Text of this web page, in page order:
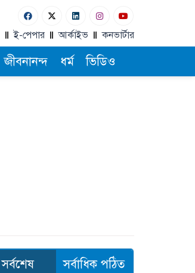
ই-পেপার আর্কাইভ কনভার্টার
জীবনানন্দ ধর্ম ভিডিও
সর্বশেষ সর্বাধিক পঠিত